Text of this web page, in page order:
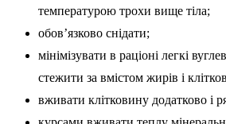
температурою трохи вище тіла;
обов’язково снідати;
мінімізувати в раціоні легкі
стежити за вмістом жирів і
вживати клітковину додатково і